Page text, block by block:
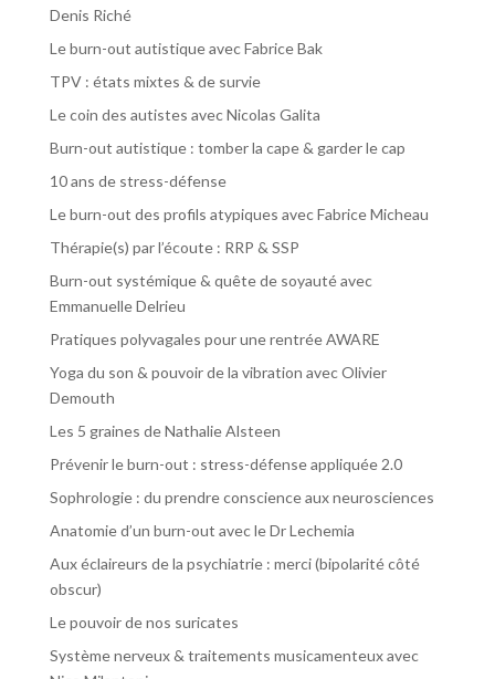
Denis Riché
Le burn-out autistique avec Fabrice Bak
TPV : états mixtes & de survie
Le coin des autistes avec Nicolas Galita
Burn-out autistique : tomber la cape & garder le cap
10 ans de stress-défense
Le burn-out des profils atypiques avec Fabrice Micheau
Thérapie(s) par l’écoute : RRP & SSP
Burn-out systémique & quête de soyauté avec
Emmanuelle Delrieu
Pratiques polyvagales pour une rentrée AWARE
Yoga du son & pouvoir de la vibration avec Olivier
Demouth
Les 5 graines de Nathalie Alsteen
Prévenir le burn-out : stress-défense appliquée 2.0
Sophrologie : du prendre conscience aux neurosciences
Anatomie d’un burn-out avec le Dr Lechemia
Aux éclaireurs de la psychiatrie : merci (bipolarité côté
obscur)
Le pouvoir de nos suricates
Système nerveux & traitements musicamenteux avec